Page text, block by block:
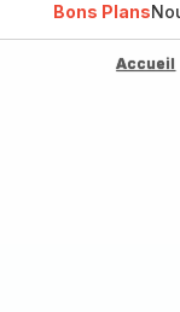
Bons Plans
Accueil